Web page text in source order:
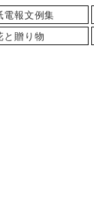
電報文例集
と贈り物